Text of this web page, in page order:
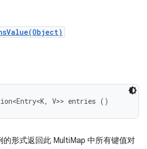
V>> entries ()
的形式返回此 MultiMap 中所有键值对